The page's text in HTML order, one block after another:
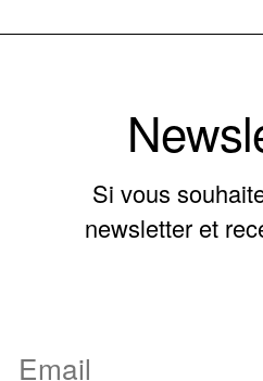
Si vous
newsletter et